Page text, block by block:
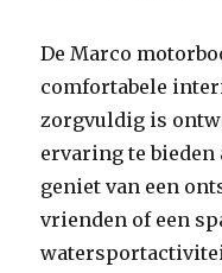
De Marco
comfortabele
zorgvuldig is
ervaring te bieden
geniet van een
vrienden of een